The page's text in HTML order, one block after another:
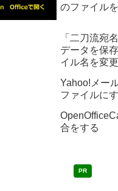
のファイルを
「二刀流宛
データを保
イル名を変
Yahoo!メー
ファイルに
合をする
PR